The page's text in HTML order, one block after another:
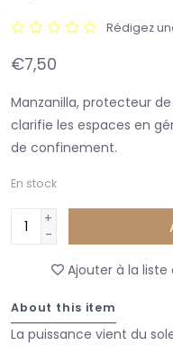
Rédigez
€7,50
Manzanilla, protecteur
clarifie les espaces en
de confinement.
En stock
+
-
Ajouter à la liste
About this item
La puissance vient du